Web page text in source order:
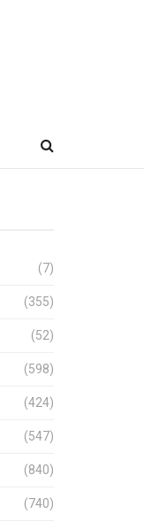
(7)
(355)
(52)
(598)
(424)
(547)
(840)
(740)